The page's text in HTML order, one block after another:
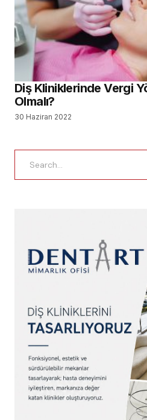
Diş Kliniklerinde Vergi
Olmalı?
30 Haziran 2022